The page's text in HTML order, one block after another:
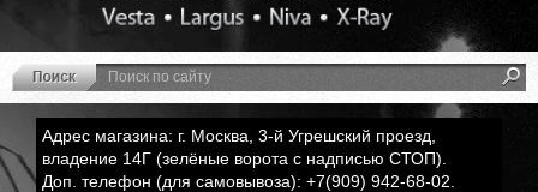
Адрес магазина: г. Москва, 3-й Угрешский проезд,
владение 14Г (зелёные ворота с надписью СТОП).
Доп. телефон (для самовывоза): +7(909) 942-68-02.